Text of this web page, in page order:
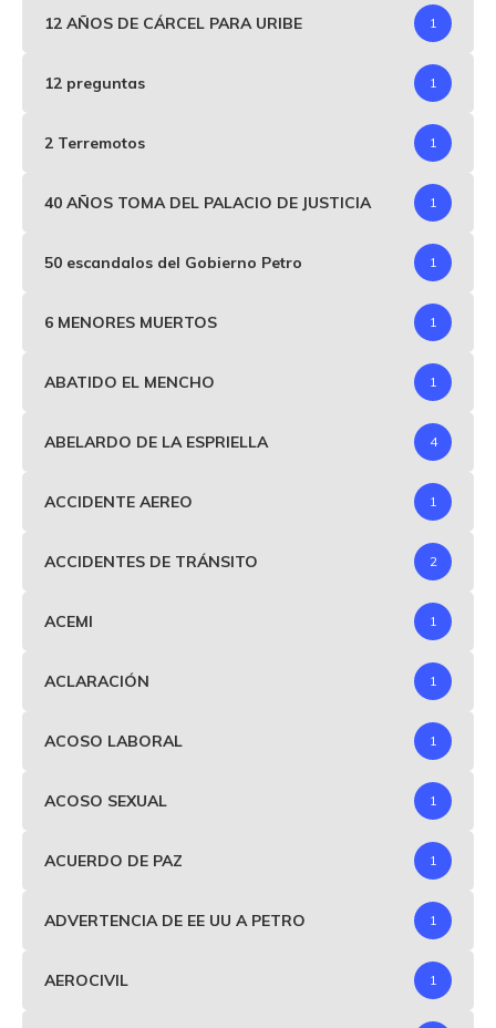
12 AÑOS DE CÁRCEL PARA URIBE 1
12 preguntas 1
2 Terremotos 1
40 AÑOS TOMA DEL PALACIO DE JUSTICIA 1
50 escandalos del Gobierno Petro 1
6 MENORES MUERTOS 1
ABATIDO EL MENCHO 1
ABELARDO DE LA ESPRIELLA 4
ACCIDENTE AEREO 1
ACCIDENTES DE TRÁNSITO 2
ACEMI 1
ACLARACIÓN 1
ACOSO LABORAL 1
ACOSO SEXUAL 1
ACUERDO DE PAZ 1
ADVERTENCIA DE EE UU A PETRO 1
AEROCIVIL 1